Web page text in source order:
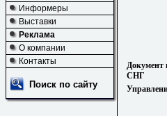
Информеры
Выставки
Реклама
О компании
Контакты
Поиск по сайту
Документ
СНГ